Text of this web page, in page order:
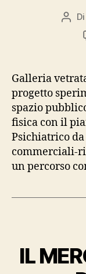
Di
Galleria
progetto
spazio
fisica con il
Psichiatrico
commerciali-
un percorso
IL